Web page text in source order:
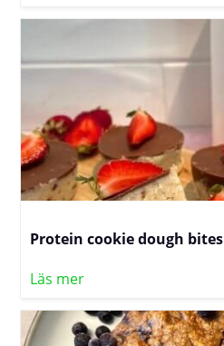
Protein cookie dough bites
Läs mer